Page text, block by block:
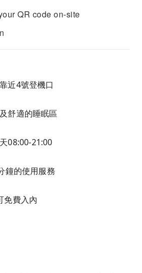
QR code on-site
近4號登機口
舒適的睡眠區
08:00-21:00
鐘的使用服務
免費入內